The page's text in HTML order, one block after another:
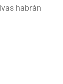
habrán